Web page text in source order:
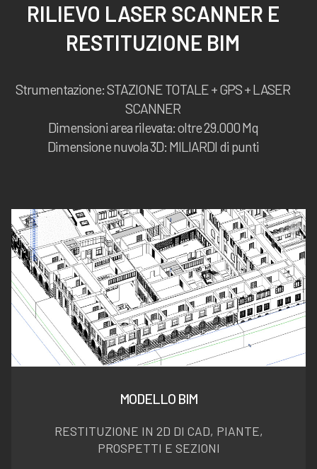
RILIEVO LASER SCANNER E
RESTITUZIONE BIM
Strumentazione: STAZIONE TOTALE + GPS + LASER
SCANNER
Dimensioni area rilevata: oltre 29.000 Mq
Dimensione nuvola 3D: MILIARDI di punti
MODELLO BIM
RESTITUZIONE IN 2D DI CAD, PIANTE,
PROSPETTI E SEZIONI